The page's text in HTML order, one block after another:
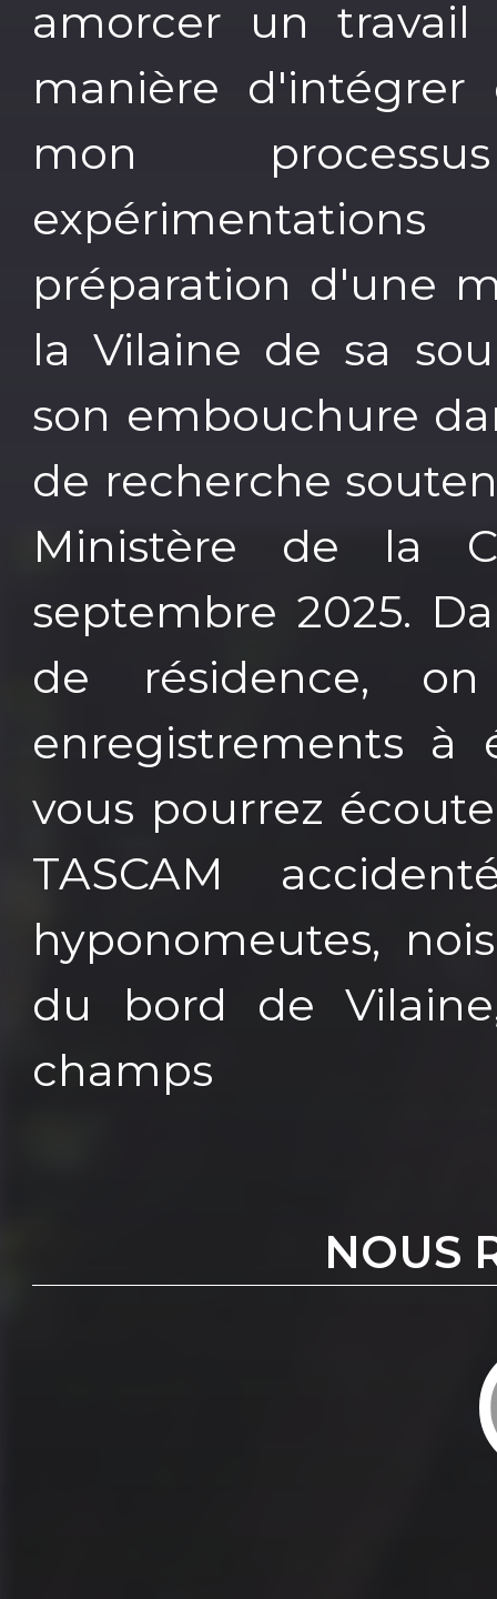
amorcer un
manière
mon
préparation d'une
la Vilaine de sa
son embouchure
de recherche
Ministère de la
septembre 2025.
de résidence,
enregistrements à
vous pourrez
TASCAM
hyponomeutes,
du bord de
champs
NOUS